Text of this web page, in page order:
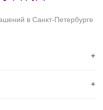
в Санкт-Петербурге
+
+